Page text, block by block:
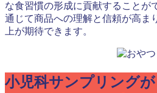
な食習慣の形成に貢献することが
通じて商品への理解と信頼が高ま
上が期待できます。
小児科サンプリング